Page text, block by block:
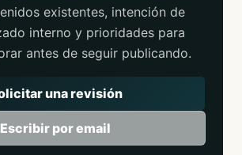
existentes, intención de
interno y prioridades para
antes de seguir publicando.
una revisión
Escribir por email